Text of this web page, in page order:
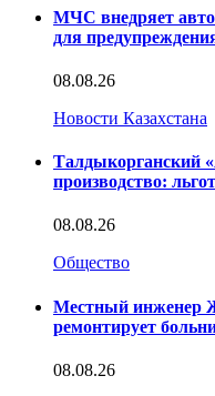
МЧС внедряет
для
08.08.26
Новости Казахстана
Талдыкорганский
производство:
08.08.26
Общество
Местный инженер
ремонтирует
08.08.26